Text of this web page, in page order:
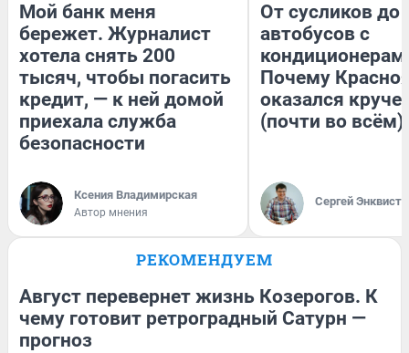
Мой банк меня
бережет. Журналист
хотела снять 200
тысяч, чтобы погасить
кредит, — к ней домой
приехала служба
безопасности
Ксения Владимирская
Автор мнения
От сусликов до
автобусов с
Почему
оказался
(почти во всём)
Сергей Энквист
РЕКОМЕНДУЕМ
Август перевернет жизнь Козерогов. К
чему готовит ретроградный Сатурн —
прогноз